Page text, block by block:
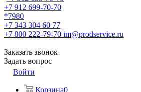
+7 912 699-70-70
*7980
+7 343 304 60 77
+7 800 222-79-70 im@prodservice.ru
Заказать звонок
Задать вопрос
Войти
Корзина0